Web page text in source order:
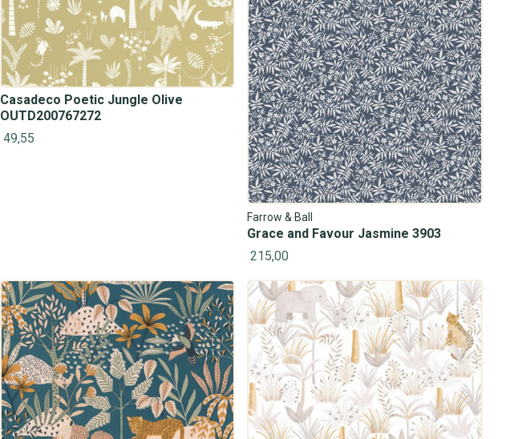
Jugendstil
Scandinavisch
Bloesem
Planten
Linnen
#1029 (geen titel)
#1019 (geen titel)
Meisjeskamer
Casadeco Poetic Jungle Olive
OUTD200767272
49,55
Farrow & Ball
Grace and Favour Jasmine 3903
215,00